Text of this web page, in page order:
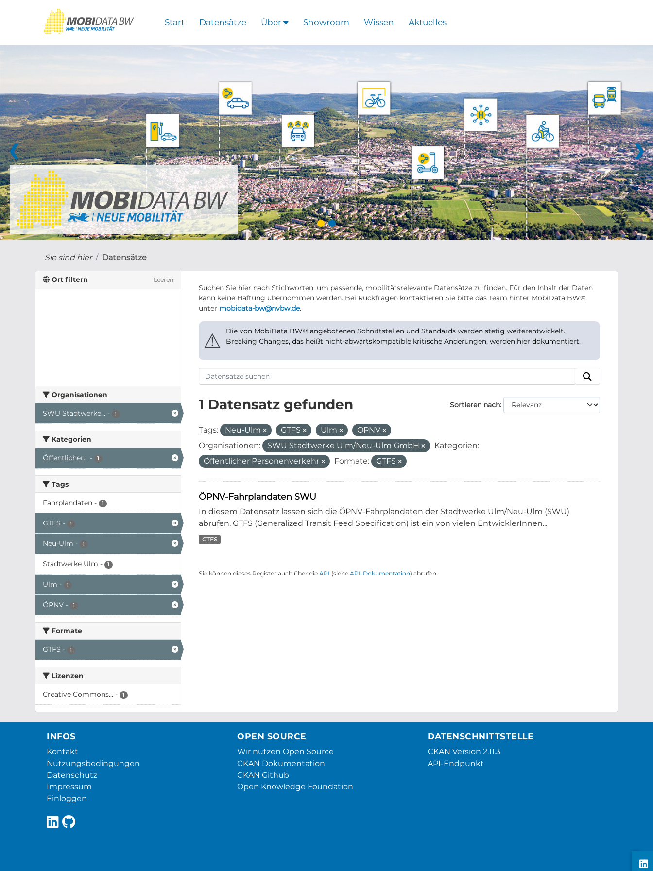
Start Datensätze Über Showroom Wissen Aktuelles
❮ ❯
Sie sind hier Datensätze
Ort filtern Leeren
Organisationen
SWU Stadtwerke... - 1
Kategorien
Öffentlicher... - 1
Tags
Fahrplandaten - 1
GTFS - 1
Neu-Ulm - 1
Stadtwerke Ulm - 1
Ulm - 1
ÖPNV - 1
Formate
GTFS - 1
Lizenzen
Creative Commons... - 1
Suchen Sie hier nach Stichworten, um passende, mobilitätsrelevante Datensätze zu finden. Für den Inhalt der Daten
kann keine Haftung übernommen werden. Bei Rückfragen kontaktieren Sie bitte das Team hinter MobiData BW®
unter mobidata-bw@nvbw.de.
⚠
Die von MobiData BW® angebotenen Schnittstellen und Standards werden stetig weiterentwickelt.
Breaking Changes, das heißt nicht-abwärtskompatible kritische Änderungen, werden hier dokumentiert.
Sortieren nach
1 Datensatz gefunden
Tags: Neu-Ulm GTFS Ulm
ÖPNV
Organisationen:
SWU Stadtwerke Ulm/Neu-Ulm GmbH
Kategorien:
Öffentlicher Personenverkehr
Formate: GTFS
ÖPNV-Fahrplandaten SWU
In diesem Datensatz lassen sich die ÖPNV-Fahrplandaten der Stadtwerke Ulm/Neu-Ulm (SWU)
abrufen. GTFS (Generalized Transit Feed Specification) ist ein von vielen EntwicklerInnen...
GTFS
Sie können dieses Register auch über die API (siehe API-Dokumentation) abrufen.
INFOS
Kontakt
Nutzungsbedingungen
Datenschutz
Impressum
Einloggen
OPEN SOURCE
Wir nutzen Open Source
CKAN Dokumentation
CKAN Github
Open Knowledge Foundation
DATENSCHNITTSTELLE
CKAN Version 2.11.3
API-Endpunkt